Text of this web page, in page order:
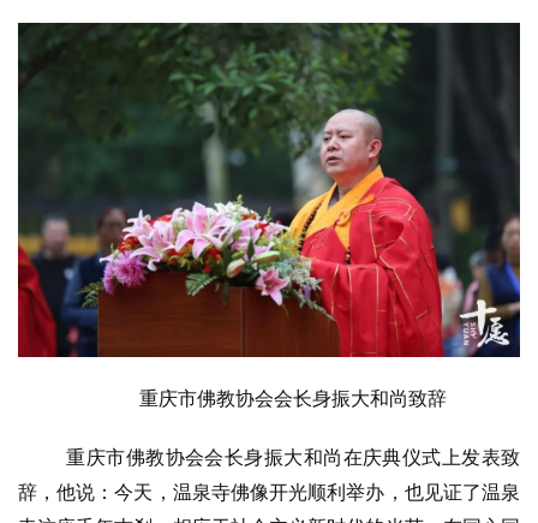
重庆市佛教协会会长身振大和尚致辞
重庆市佛教协会会长身振大和尚在庆典仪式上发表致
辞，他说：今天，温泉寺佛像开光顺利举办，也见证了温泉